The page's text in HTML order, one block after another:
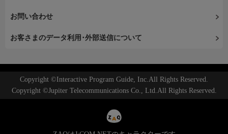
お問い合わせ
お客さまのデータ利用･外部送信について
Copyright ©Interactive Program Guide, Inc.All Rights Reserved.
Copyright ©Jupiter Telecommunications Co., Ltd.All Rights Reserved.